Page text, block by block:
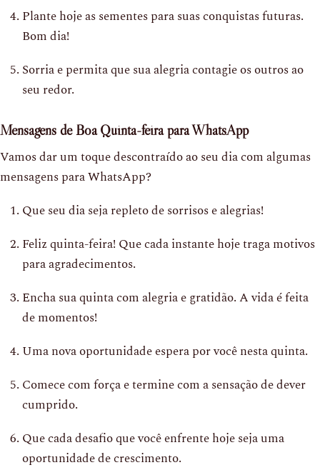
Plante hoje as sementes para suas conquistas futuras.
Bom dia!
Sorria e permita que sua alegria contagie os outros ao
seu redor.
Mensagens de Boa Quinta-feira para WhatsApp
Vamos dar um toque descontraído ao seu dia com algumas
mensagens para WhatsApp?
Que seu dia seja repleto de sorrisos e alegrias!
Feliz quinta-feira! Que cada instante hoje traga motivos
para agradecimentos.
Encha sua quinta com alegria e gratidão. A vida é feita
de momentos!
Uma nova oportunidade espera por você nesta quinta.
Comece com força e termine com a sensação de dever
cumprido.
Que cada desafio que você enfrente hoje seja uma
oportunidade de crescimento.